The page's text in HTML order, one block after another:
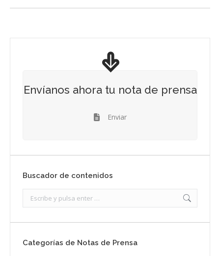
Envíanos ahora tu nota de prensa
Enviar
Buscador de contenidos
Categorías de Notas de Prensa